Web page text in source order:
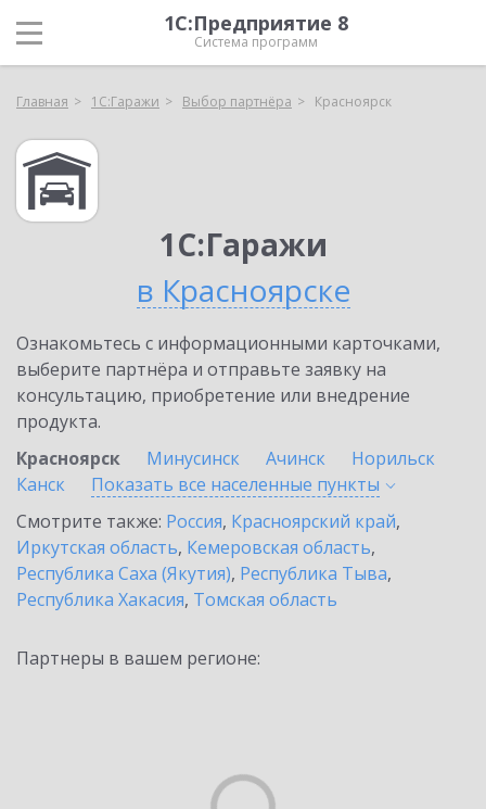
1С:Предприятие 8
Система программ
Главная 1С:Гаражи Выбор партнёра Красноярск
1С:Гаражи
в Красноярске
Ознакомьтесь с информационными карточками,
выберите партнёра и отправьте заявку на
консультацию, приобретение или внедрение
продукта.
Красноярск
Минусинск Ачинск
Норильск
Канск
Показать все населенные пункты
Смотрите также: Россия, Красноярский край,
Иркутская область, Кемеровская область,
Республика Саха (Якутия), Республика Тыва,
Республика Хакасия, Томская область
Партнеры в вашем регионе: